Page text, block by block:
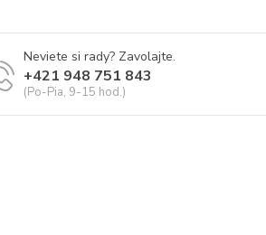
Neviete si rady? Zavolajte.
+421 948 751 843
(Po-Pia, 9-15 hod.)